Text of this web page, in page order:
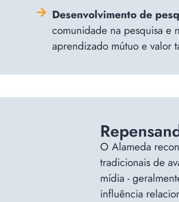
Desenvolvimento de
comunidade na pesquisa e
aprendizado mútuo e valor
O Alameda
tradicionais de
mídia -
influência